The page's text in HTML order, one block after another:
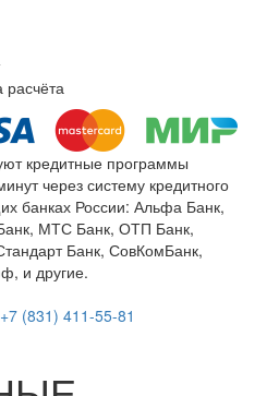
расчёта
кредитные программы
через систему кредитного
банках России: Альфа Банк,
МТС Банк, ОТП Банк,
Банк, СовКомБанк,
и другие.
+7 (831) 411-55-81